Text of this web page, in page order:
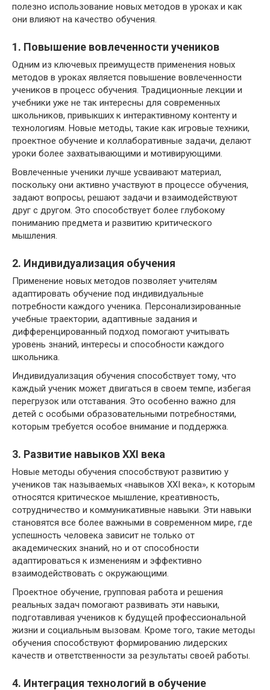
полезно использование новых методов в уроках и как
они влияют на качество обучения.
1. Повышение вовлеченности учеников
Одним из ключевых преимуществ применения новых
методов в уроках является повышение вовлеченности
учеников в процесс обучения. Традиционные лекции и
учебники уже не так интересны для современных
школьников, привыкших к интерактивному контенту и
технологиям. Новые методы, такие как игровые техники,
проектное обучение и коллаборативные задачи, делают
уроки более захватывающими и мотивирующими.
Вовлеченные ученики лучше усваивают материал,
поскольку они активно участвуют в процессе обучения,
задают вопросы, решают задачи и взаимодействуют
друг с другом. Это способствует более глубокому
пониманию предмета и развитию критического
мышления.
2. Индивидуализация обучения
Применение новых методов позволяет учителям
адаптировать обучение под индивидуальные
потребности каждого ученика. Персонализированные
учебные траектории, адаптивные задания и
дифференцированный подход помогают учитывать
уровень знаний, интересы и способности каждого
школьника.
Индивидуализация обучения способствует тому, что
каждый ученик может двигаться в своем темпе, избегая
перегрузок или отставания. Это особенно важно для
детей с особыми образовательными потребностями,
которым требуется особое внимание и поддержка.
3. Развитие навыков XXI века
Новые методы обучения способствуют развитию у
учеников так называемых «навыков XXI века», к которым
относятся критическое мышление, креативность,
сотрудничество и коммуникативные навыки. Эти навыки
становятся все более важными в современном мире, где
успешность человека зависит не только от
академических знаний, но и от способности
адаптироваться к изменениям и эффективно
взаимодействовать с окружающими.
Проектное обучение, групповая работа и решения
реальных задач помогают развивать эти навыки,
подготавливая учеников к будущей профессиональной
жизни и социальным вызовам. Кроме того, такие методы
обучения способствуют формированию лидерских
качеств и ответственности за результаты своей работы.
4. Интеграция технологий в обучение